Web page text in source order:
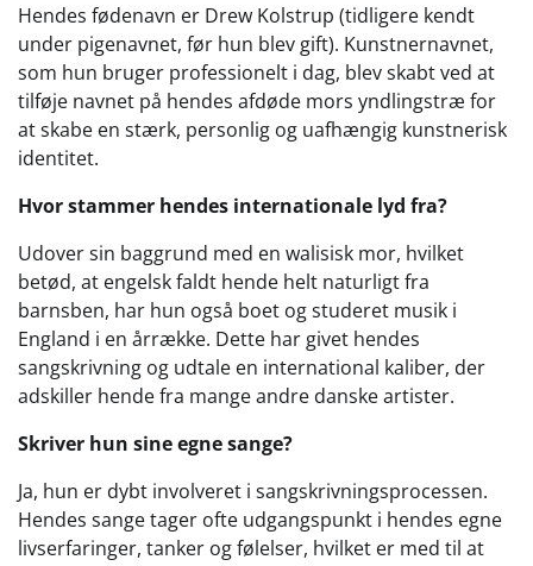
Hendes fødenavn er Drew Kolstrup (tidligere kendt
under pigenavnet, før hun blev gift). Kunstnernavnet,
som hun bruger professionelt i dag, blev skabt ved at
tilføje navnet på hendes afdøde mors yndlingstræ for
at skabe en stærk, personlig og uafhængig kunstnerisk
identitet.
Hvor stammer hendes internationale lyd fra?
Udover sin baggrund med en walisisk mor, hvilket
betød, at engelsk faldt hende helt naturligt fra
barnsben, har hun også boet og studeret musik i
England i en årrække. Dette har givet hendes
sangskrivning og udtale en international kaliber, der
adskiller hende fra mange andre danske artister.
Skriver hun sine egne sange?
Ja, hun er dybt involveret i sangskrivningsprocessen.
Hendes sange tager ofte udgangspunkt i hendes egne
livserfaringer, tanker og følelser, hvilket er med til at